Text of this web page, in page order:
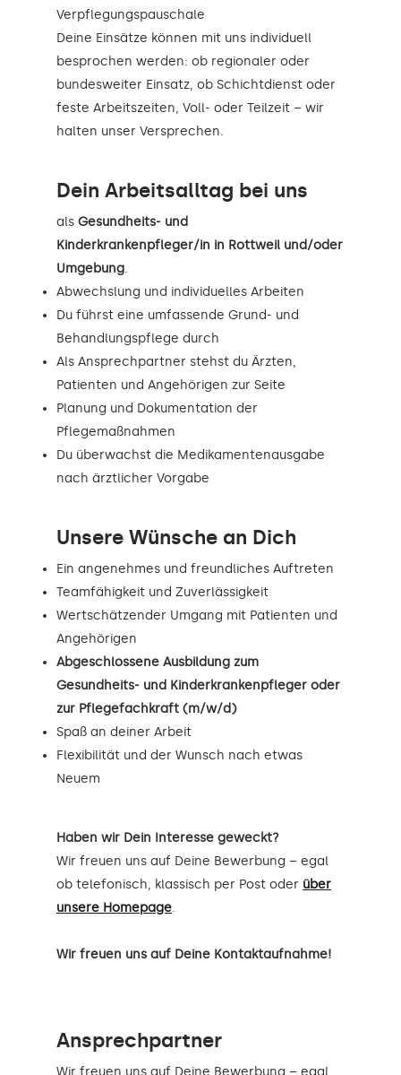
Verpflegungspauschale
Deine Einsätze können mit uns individuell
besprochen werden: ob regionaler oder
bundesweiter Einsatz, ob Schichtdienst oder
feste Arbeitszeiten, Voll- oder Teilzeit – wir
halten unser Versprechen.
Dein Arbeitsalltag bei uns
als Gesundheits- und
Kinderkrankenpfleger/in in Rottweil und/oder
Umgebung.
Abwechslung und individuelles Arbeiten
Du führst eine umfassende Grund- und
Behandlungspflege durch
Als Ansprechpartner stehst du Ärzten,
Patienten und Angehörigen zur Seite
Planung und Dokumentation der
Pflegemaßnahmen
Du überwachst die Medikamentenausgabe
nach ärztlicher Vorgabe
Unsere Wünsche an Dich
Ein angenehmes und freundliches Auftreten
Teamfähigkeit und Zuverlässigkeit
Wertschätzender Umgang mit Patienten und
Angehörigen
Abgeschlossene Ausbildung zum
Gesundheits- und Kinderkrankenpfleger oder
zur Pflegefachkraft (m/w/d)
Spaß an deiner Arbeit
Flexibilität und der Wunsch nach etwas
Neuem
Haben wir Dein Interesse geweckt?
Wir freuen uns auf Deine Bewerbung – egal
ob telefonisch, klassisch per Post oder über
unsere Homepage.
Wir freuen uns auf Deine Kontaktaufnahme!
Ansprechpartner
Wir freuen uns auf Deine Bewerbung – egal